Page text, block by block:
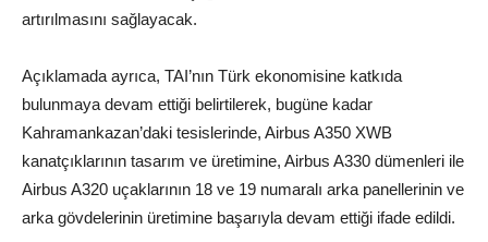
artırılmasını sağlayacak.
Açıklamada ayrıca, TAI’nın Türk ekonomisine katkıda
bulunmaya devam ettiği belirtilerek, bugüne kadar
Kahramankazan’daki tesislerinde, Airbus A350 XWB
kanatçıklarının tasarım ve üretimine, Airbus A330 dümenleri ile
Airbus A320 uçaklarının 18 ve 19 numaralı arka panellerinin ve
arka gövdelerinin üretimine başarıyla devam ettiği ifade edildi.